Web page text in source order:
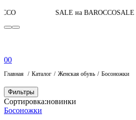
SALE на BAROCCO SALE на BAROCCO
00
Главная Каталог Женская обувь Босоножки
Фильтры
Сортировка:новинки
Босоножки